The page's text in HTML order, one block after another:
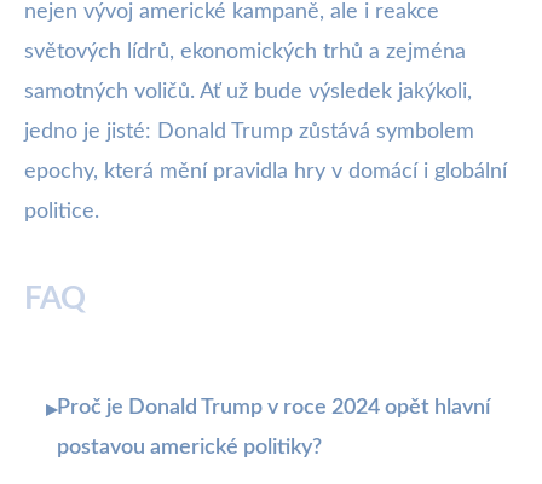
nejen vývoj americké kampaně, ale i reakce
světových lídrů, ekonomických trhů a zejména
samotných voličů. Ať už bude výsledek jakýkoli,
jedno je jisté: Donald Trump zůstává symbolem
epochy, která mění pravidla hry v domácí i globální
politice.
FAQ
▸Proč je Donald Trump v roce 2024 opět hlavní
postavou americké politiky?